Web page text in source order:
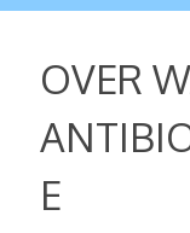
OVER
E